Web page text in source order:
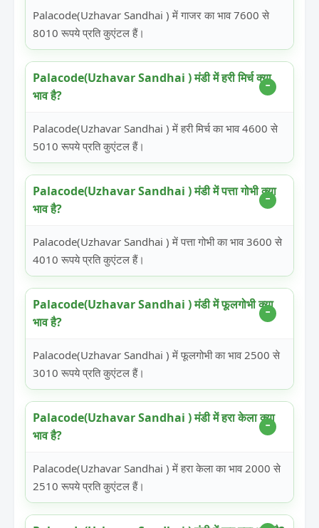
Palacode(Uzhavar Sandhai ) में गाजर का भाव 7600 से
8010 रूपये प्रति कुएंटल हैं।
Palacode(Uzhavar Sandhai ) मंडी में हरी मिर्च क्या
भाव है?
Palacode(Uzhavar Sandhai ) में हरी मिर्च का भाव 4600 से
5010 रूपये प्रति कुएंटल हैं।
Palacode(Uzhavar Sandhai ) मंडी में पत्ता गोभी क्या
भाव है?
Palacode(Uzhavar Sandhai ) में पत्ता गोभी का भाव 3600 से
4010 रूपये प्रति कुएंटल हैं।
Palacode(Uzhavar Sandhai ) मंडी में फूलगोभी क्या
भाव है?
Palacode(Uzhavar Sandhai ) में फूलगोभी का भाव 2500 से
3010 रूपये प्रति कुएंटल हैं।
Palacode(Uzhavar Sandhai ) मंडी में हरा केला क्या
भाव है?
Palacode(Uzhavar Sandhai ) में हरा केला का भाव 2000 से
2510 रूपये प्रति कुएंटल हैं।